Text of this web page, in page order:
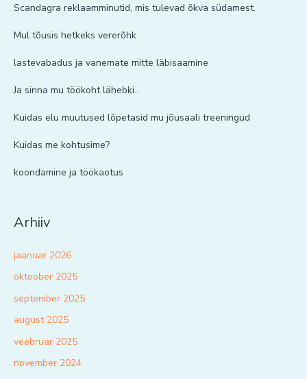
Scandagra reklaamminutid, mis tulevad õkva südamest.
Mul tõusis hetkeks vererõhk
lastevabadus ja vanemate mitte läbisaamine
Ja sinna mu töökoht lähebki..
Kuidas elu muutused lõpetasid mu jõusaali treeningud
Kuidas me kohtusime?
koondamine ja töökaotus
Arhiiv
jaanuar 2026
oktoober 2025
september 2025
august 2025
veebruar 2025
november 2024